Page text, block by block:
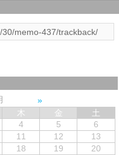
木 金
土
4 5
6
11 12
13
18 19
20